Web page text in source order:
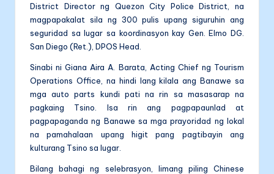
District Director ng Quezon City Police District, na
magpapakalat sila ng 300 pulis upang siguruhin ang
seguridad sa lugar sa koordinasyon kay Gen. Elmo DG.
San Diego (Ret.), DPOS Head.
Sinabi ni Giana Aira A. Barata, Acting Chief ng Tourism
Operations Office, na hindi lang kilala ang Banawe sa
mga auto parts kundi pati na rin sa masasarap na
pagkaing Tsino. Isa rin ang pagpapaunlad at
pagpapaganda ng Banawe sa mga prayoridad ng lokal
na pamahalaan upang higit pang pagtibayin ang
kulturang Tsino sa lugar.
Bilang bahagi ng selebrasyon, limang piling Chinese